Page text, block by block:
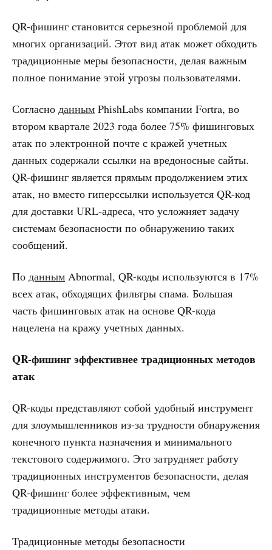
QR-фишинг становится серьезной проблемой для
многих организаций. Этот вид атак может обходить
традиционные меры безопасности, делая важным
полное понимание этой угрозы пользователями.
Согласно данным PhishLabs компании Fortra, во
втором квартале 2023 года более 75% фишинговых
атак по электронной почте с кражей учетных
данных содержали ссылки на вредоносные сайты.
QR-фишинг является прямым продолжением этих
атак, но вместо гиперссылки используется QR-код
для доставки URL-адреса, что усложняет задачу
системам безопасности по обнаружению таких
сообщений.
По данным Abnormal, QR-коды используются в 17%
всех атак, обходящих фильтры спама. Большая
часть фишинговых атак на основе QR-кода
нацелена на кражу учетных данных.
QR-фишинг эффективнее традиционных методов
атак
QR-коды представляют собой удобный инструмент
для злоумышленников из-за трудности обнаружения
конечного пункта назначения и минимального
текстового содержимого. Это затрудняет работу
традиционных инструментов безопасности, делая
QR-фишинг более эффективным, чем
традиционные методы атаки.
Традиционные методы безопасности